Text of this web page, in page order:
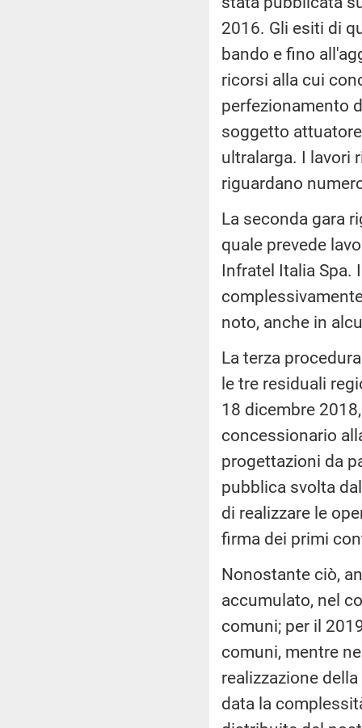
2016. Gli esiti di
bando e fino
ricorsi alla cui
perfezionamento
soggetto
ultralarga. I lavori
riguardano
La seconda gara
quale prevede
Infratel Italia Spa.
noto, anche in
La terza
le tre residuali
18 dicembre
concessionario
progettazioni da
pubblica svolta
di realizzare le
firma dei primi
Nonostante ciò,
accumulato, nel
comuni; per il
comuni, mentre
realizzazione
data la